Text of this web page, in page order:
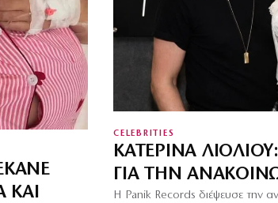
ΚΑΙ
CELEBRITIES
ΚΑΤΕΡΊΝΑ
ΓΙΑ ΤΗΝ
Η Panik Records διέψευσε την